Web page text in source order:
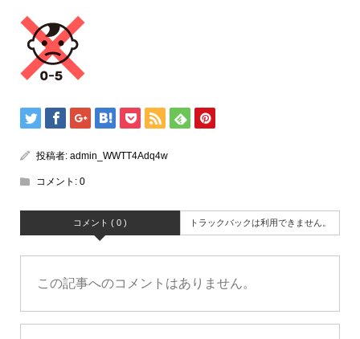
投稿者: admin_WWTT4Adq4w
コメント: 0
コメント ( 0 ) トラックバックは利用できません。
この記事へのコメントはありません。